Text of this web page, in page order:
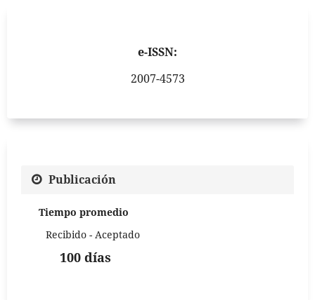
e-ISSN:
2007-4573
Publicación
Tiempo promedio
Recibido - Aceptado
100 días